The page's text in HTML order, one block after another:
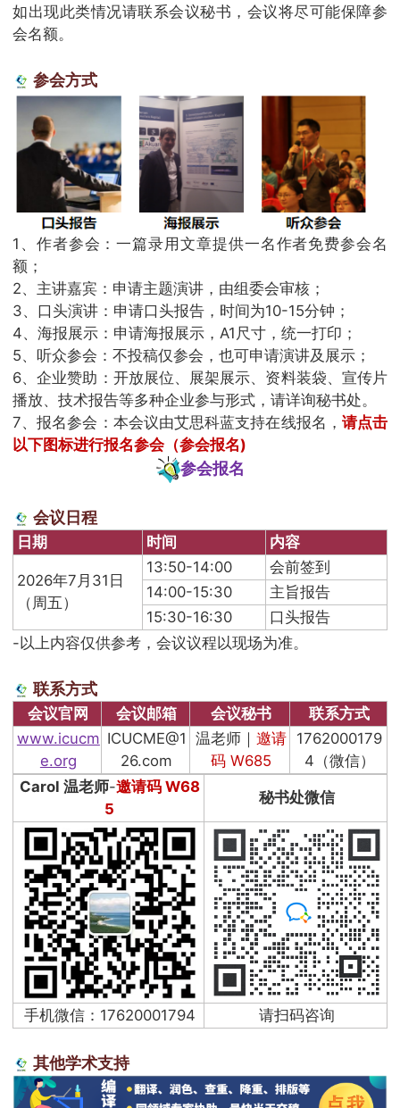
如出现此类情况请联系会议秘书，会议将尽可能保障参
会名额。
参会方式
1、作者参会：一篇录用文章提供一名作者免费参会名
额；
2、主讲嘉宾：申请主题演讲，由组委会审核；
3、口头演讲：申请口头报告，时间为10-15分钟；
4、海报展示：申请海报展示，A1尺寸，统一打印；
5、听众参会：不投稿仅参会，也可申请演讲及展示；
6、企业赞助：开放展位、展架展示、资料装袋、宣传片
播放、技术报告等多种企业参与形式，请详询秘书处。
7、报名参会：本会议由艾思科蓝支持在线报名， 请点击
以下图标进行报名参会（参会报名)
参会报名
会议日程
日期 时间 内容
2026年7月31日
（周五）
13:50-14:00
会前签到
14:00-15:30
主旨报告
15:30-16:30
口头报告
-以上内容仅供参考，会议议程以现场为准。
联系方式
会议官网 会议邮箱 会议秘书
联系方式
www.icucm
e.org
ICUCME@1
26.com
温老师｜ 邀请
码 W685
1762000179
4（微信）
Carol 温老师-邀请码 W68
5
秘书处微信
手机微信：17620001794 请扫码咨询
其他学术支持